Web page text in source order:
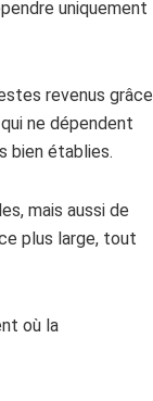
uniquement
revenus grâce
ne dépendent
bien établies.
mais aussi de
plus large, tout
où la